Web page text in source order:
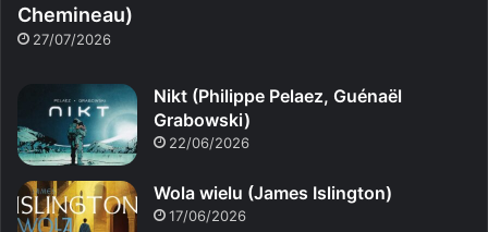
Chemineau)
27/07/2026
Nikt (Philippe Pelaez, Guénaël
Grabowski)
22/06/2026
Wola wielu (James Islington)
17/06/2026